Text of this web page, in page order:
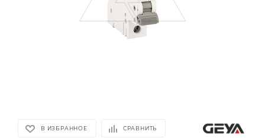
В ИЗБРАННОЕ СРАВНИТЬ